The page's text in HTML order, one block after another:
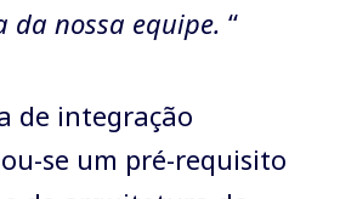
da nossa equipe. “
de integração
se um pré-requisito